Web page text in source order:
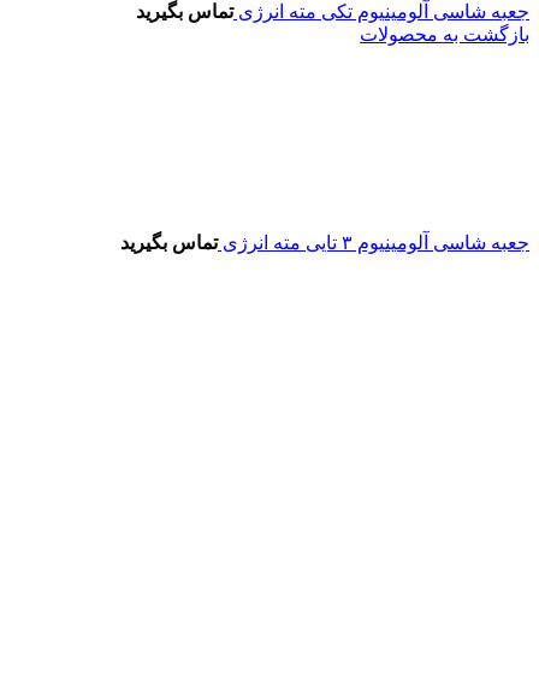
جعبه شاسی آلومینیوم تکی مته انرژیتماس بگیرید
بازگشت به محصولات
جعبه شاسی آلومینیوم ۳ تایی مته انرژی تماس بگیرید